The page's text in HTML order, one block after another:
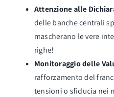
Attenzione alle
delle banche centrali
mascherano le vere
righe!
Monitoraggio delle
rafforzamento del
tensioni o sfiducia nei